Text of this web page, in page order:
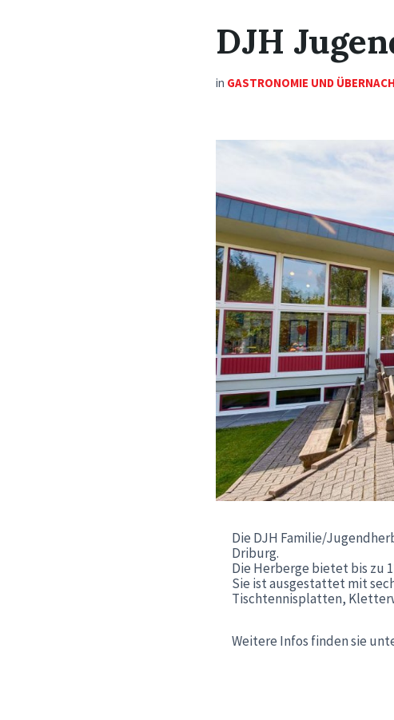
DJH
in GASTRONOMIE UND
Die DJH Familie/
Driburg.
Die Herberge bietet bis zu
Sie ist ausgestattet mit
Tischtennisplatten,
Weitere Infos finden sie